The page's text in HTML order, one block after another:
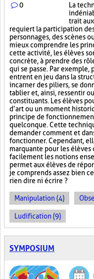
0 La
trait
requiert la participation
personnages, des scènes
mieux comprendre les
cette activité, les élèves
concrète, à prendre des
qui se passe. Par
entrent en jeu dans la
incarner des piliers, se
tablier et, ainsi, ressentir
constituants. Les élèves
d’art ou un moment
principe de
quelconque. Cette
demander comment et
fonctionner. Cependant,
marquante pour les
facilement les notions
permet aux élèves de
je comprends assez bien
rien dire ni écrire ?
Manipulation (4)
Ludification (9)
SYMPOSIUM